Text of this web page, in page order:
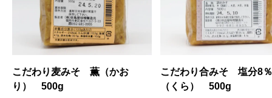
こだわり麦みそ 薫（かお
り） 500g
こだわり合みそ 塩分8
（くら） 500g